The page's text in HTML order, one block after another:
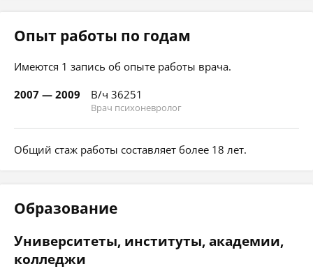
Опыт работы по годам
Имеются 1 запись об опыте работы врача.
2007 — 2009
В/ч 36251
Врач психоневролог
Общий стаж работы составляет более 18 лет.
Образование
Университеты, институты, академии,
колледжи